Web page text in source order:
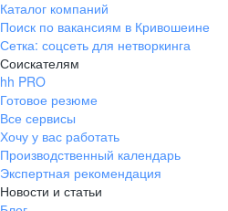
Каталог компаний
Поиск по вакансиям в Кривошеине
Сетка: соцсеть для нетворкинга
Соискателям
hh PRO
Готовое резюме
Все сервисы
Хочу у вас работать
Производственный календарь
Экспертная рекомендация
Новости и статьи